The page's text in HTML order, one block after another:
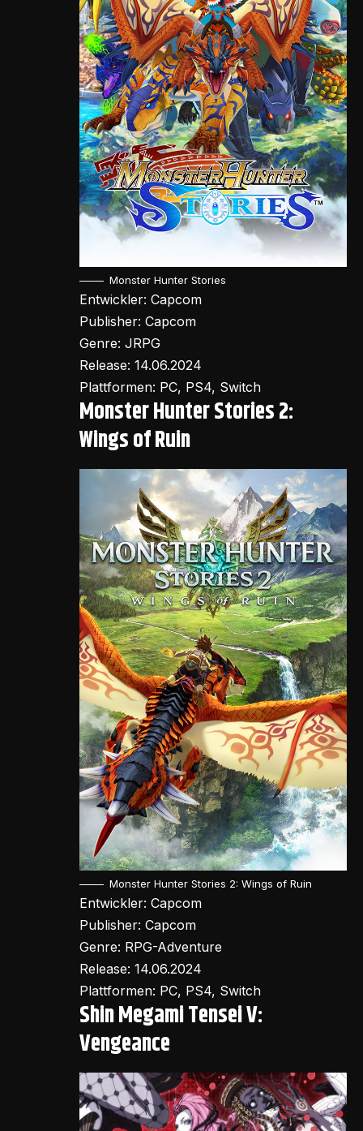
Monster Hunter Stories
Entwickler: Capcom
Publisher: Capcom
Genre: JRPG
Release: 14.06.2024
Plattformen: PC, PS4, Switch
Monster Hunter Stories 2:
Wings of Ruin
Monster Hunter Stories 2: Wings of Ruin
Entwickler: Capcom
Publisher: Capcom
Genre: RPG-Adventure
Release: 14.06.2024
Plattformen: PC, PS4, Switch
Shin Megami Tensei V:
Vengeance